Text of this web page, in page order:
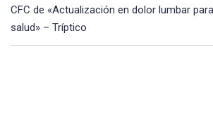
CFC de «Actualización en dolor lumbar
salud» – Tríptico